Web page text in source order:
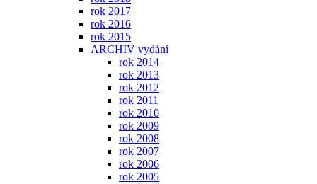
rok 2017
rok 2016
rok 2015
ARCHIV vydání
rok 2014
rok 2013
rok 2012
rok 2011
rok 2010
rok 2009
rok 2008
rok 2007
rok 2006
rok 2005